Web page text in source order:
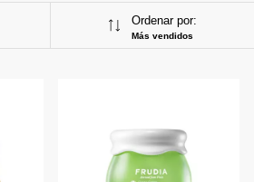
Ordenar por:
Más vendidos